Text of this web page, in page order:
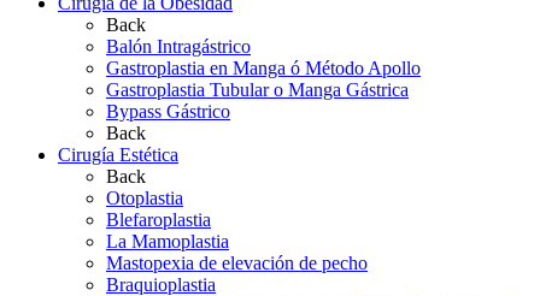
Back
Balón Intragástrico
Gastroplastia en Manga ó Método Apollo
Gastroplastia Tubular o Manga Gástrica
Bypass Gástrico
Back
Cirugía Estética
Back
Otoplastia
Blefaroplastia
La Mamoplastia
Mastopexia de elevación de pecho
Braquioplastia